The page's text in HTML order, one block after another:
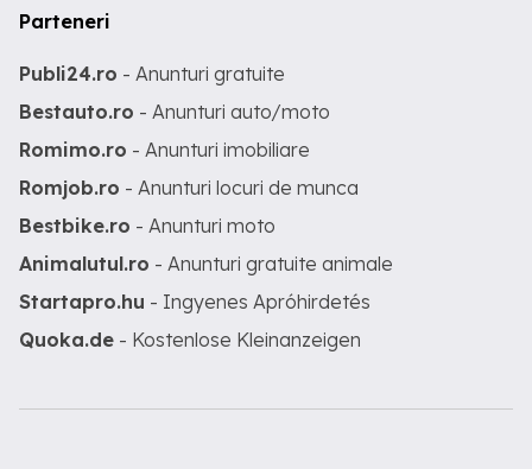
Parteneri
Publi24.ro - Anunturi gratuite
Bestauto.ro - Anunturi auto/moto
Romimo.ro - Anunturi imobiliare
Romjob.ro - Anunturi locuri de munca
Bestbike.ro - Anunturi moto
Animalutul.ro - Anunturi gratuite animale
Startapro.hu - Ingyenes Apróhirdetés
Quoka.de - Kostenlose Kleinanzeigen